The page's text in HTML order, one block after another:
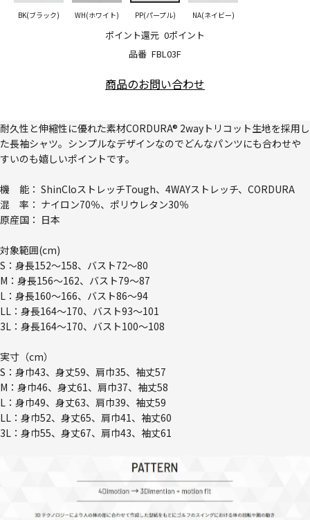
品番 FBL03F
ポイント還元 0ポイント
BK(ブラック) WH(ホワイト) PP(パープル) NA(ネイビー)
商品のお問い合わせ
耐久性と伸縮性に優れた素材CORDURA® 2wayトリコット生地を採用し
た長袖シャツ。シンプルなデザインなのでどんなパンツにも合わせや
すいのも嬉しいポイントです。
機 能： ShinCloストレッチTough、4WAYストレッチ、CORDURA
混 率： ナイロン70％、ポリウレタン30％
原産国： 日本
対象範囲(cm)
S：身長152～158、バスト72～80
M：身長156～162、バスト79～87
L：身長160～166、バスト86～94
LL：身長164～170、バスト93～101
3L：身長164～170、バスト100～108
実寸（cm）
S：身巾43、身丈59、肩巾35、袖丈57
M：身巾46、身丈61、肩巾37、袖丈58
L：身巾49、身丈63、肩巾39、袖丈59
LL：身巾52、身丈65、肩巾41、袖丈60
3L：身巾55、身丈67、肩巾43、袖丈61